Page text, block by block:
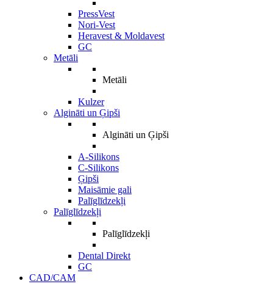
PressVest
Nori-Vest
Heravest & Moldavest
GC
Metāli
Metāli
Kulzer
Algināti un Ģipši
Algināti un Ģipši
A-Silikons
C-Silikons
Ģipši
Maisāmie gali
Palīglīdzekļi
Palīglīdzekļi
Palīglīdzekļi
Dental Direkt
GC
CAD/CAM